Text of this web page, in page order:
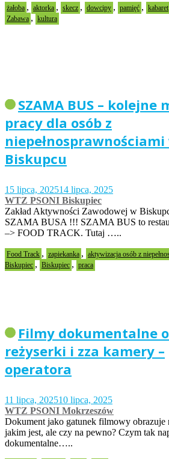
żałoba , aktorka , skecz , dowcipy , pamięć , kabaret
Zabawa , kultura
SZAMA BUS – kolejne
pracy dla osób z
niepełnosprawnościami
Biskupcu
15 lipca, 202514 lipca, 2025
WTZ PSONI Biskupiec
Zakład Aktywności Zawodowej w
SZAMA BUSA !!! SZAMA BUS to
–> FOOD TRACK. Tutaj …..
Food Track , zapiekanka , aktywizacja osób z
Biskupiec , Biskupiec , praca
Filmy dokumentalne
reżyserki i zza kamery –
operatora
11 lipca, 202510 lipca, 2025
WTZ PSONI Mokrzeszów
Dokument jako gatunek filmowy obrazuje
jakim jest, ale czy na pewno? Czym tak
dokumentalne…..